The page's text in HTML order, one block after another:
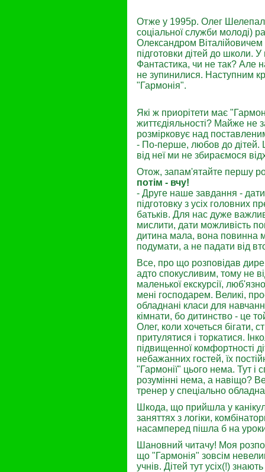
Отже у 1995р. Олег
соціальної служби молоді)
Олександром
підготовки дітей до школи.
Фантастика, чи не так? Але
не зупинилися. Наступним
"Гармонія".
Які ж приорітети має
життєдіяльності? Майже
розмірковує над
- По-перше, любов до дітей.
від неї ми не збираємося
Отож, запам'ятайте першу
потім - вчу!
- Друге наше завдання - дати
підготовку з усіх головних
батьків. Для нас дуже
мислити, дати можливість
дитина мала, вона повинна
подумати, а не падати від
Все, про що розповідав
адто спокусливим, тому не
маленької екскурсії,
мені господарем. Великі,
обладнані класи для
кімнати, бо дитинство - це
Олег, коли хочеться бігати,
притулятися і торкатися.
підвищенної комфортності
небажанних гостей, їх
"Гармонії" цього нема. Тут
розумінні нема, а навіщо?
тренер у спеціально
Шкода, що прийшла у
заняттях з логіки,
насамперед пішла б на
Шановний читачу! Моя
що "Гармонія" зовсім
учнів. Дітей тут усіх(!)